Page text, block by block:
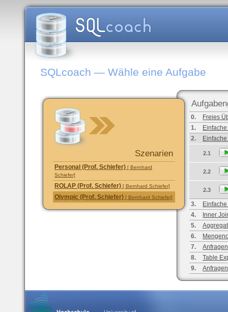
SQLcoach — Wähle eine Aufgabe
0.
Freies
1.
2.
2.1
2.2
2.3
3.
4.
Inner
5.
6.
7.
8.
Table
9.
Szenarien
Personal (Prof. Schiefer) [ Bernhard
Schiefer]
ROLAP (Prof. Schiefer) [ Bernhard Schiefer]
Olympic (Prof. Schiefer) [ Bernhard Schiefer]